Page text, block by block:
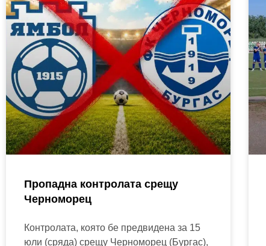
Пропадна контролата срещу
Черноморец
Контролата, която бе предвидена за 15
юли (сряда) срещу Черноморец (Бургас),